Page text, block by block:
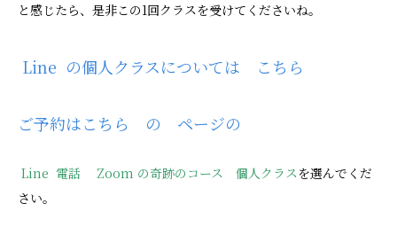
と感じたら、是非この1回クラスを受けてくださいね。
Line の個人クラスについては こちら
ご予約はこちら の ページの
Line 電話 Zoom の奇跡のコース 個人クラスを選んでくだ
さい。